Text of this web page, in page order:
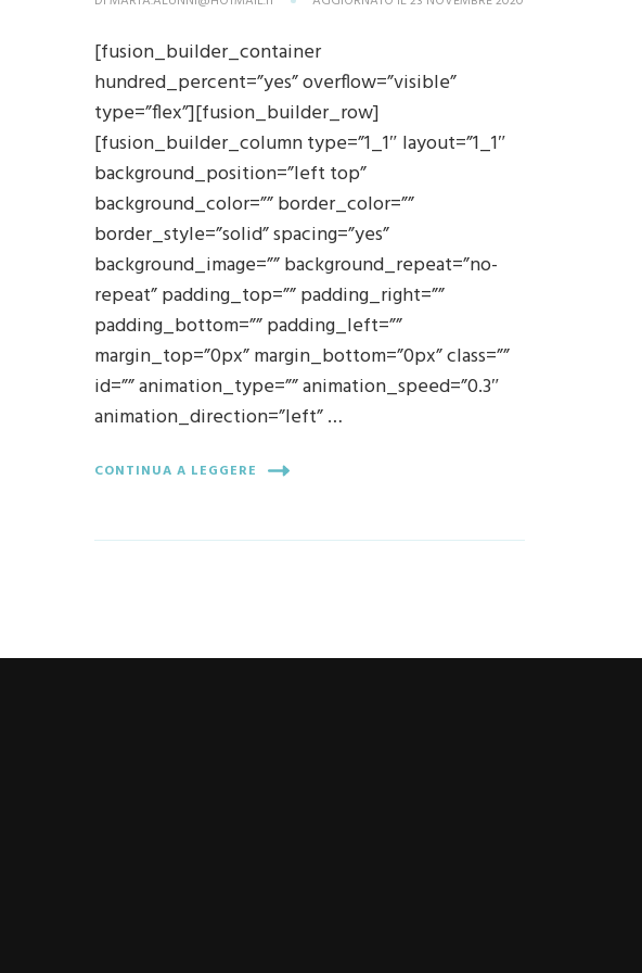
[fusion_builder_container
hundred_percent=”yes” overflow=”visible”
type=”flex”][fusion_builder_row]
[fusion_builder_column type=”1_1″ layout=”1_1″
background_position=”left top”
background_color=”” border_color=””
border_style=”solid” spacing=”yes”
background_image=”” background_repeat=”no-
repeat” padding_top=”” padding_right=””
padding_bottom=”” padding_left=””
margin_top=”0px” margin_bottom=”0px” class=””
id=”” animation_type=”” animation_speed=”0.3″
animation_direction=”left” …
CONTINUA A LEGGERE